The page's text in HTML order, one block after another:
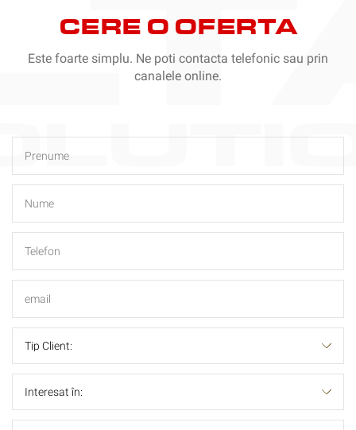
CERE O OFERTA
Este foarte simplu. Ne poti contacta telefonic sau prin
canalele online.